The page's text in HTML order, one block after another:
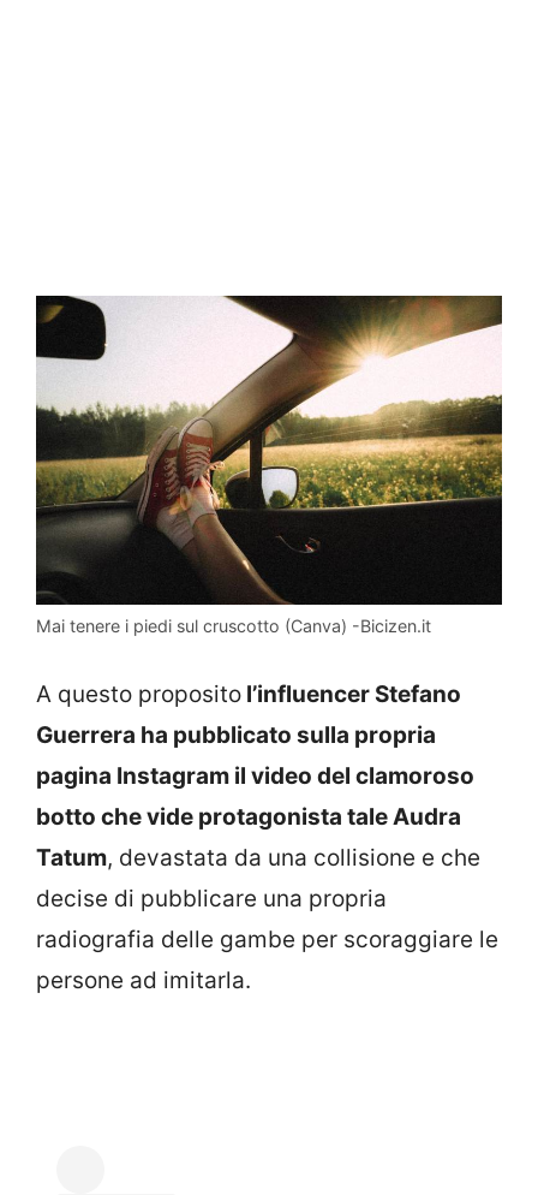
Mai tenere i piedi sul cruscotto (Canva) -Bicizen.it
A questo proposito l’influencer Stefano
Guerrera ha pubblicato sulla propria
pagina Instagram il video del clamoroso
botto che vide protagonista tale Audra
Tatum, devastata da una collisione e che
decise di pubblicare una propria
radiografia delle gambe per scoraggiare le
persone ad imitarla.